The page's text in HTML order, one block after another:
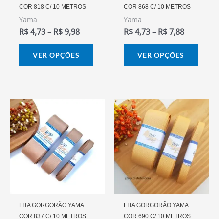
COR 818 C/ 10 METROS
Yama
R$4,73– R$9,98
VER OPÇÕES
escolhidas
do
COR 868 C/ 10 METROS
Yama
R$4,73– R$7,88
VER OPÇÕES
do
FITA GORGORÃO YAMA
COR 837 C/ 10 METROS
produto
várias
variantes.
FITA GORGORÃO YAMA
COR 690 C/ 10 METROS
De
Preço:
R$ 4,73
Através
R$ 9,98
Este
tem
As